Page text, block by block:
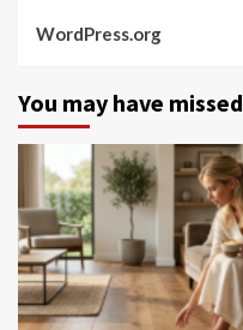
WordPress.org
You may have missed